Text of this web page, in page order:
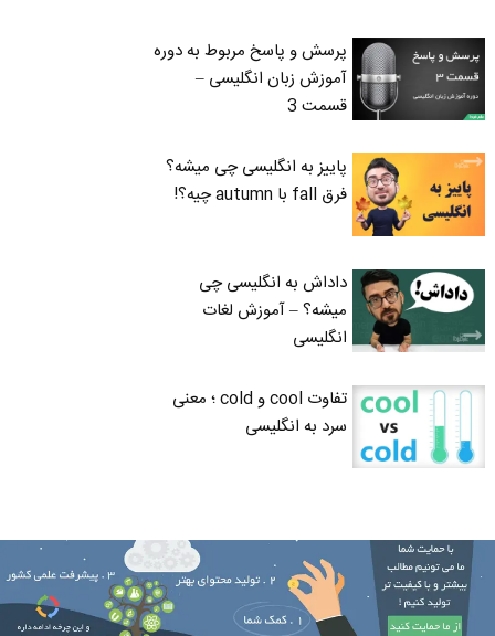
پرسش و پاسخ مربوط به دوره
آموزش زبان انگلیسی –
قسمت 3
پاییز به انگلیسی چی میشه؟
فرق fall با autumn چیه؟!
داداش به انگلیسی چی
میشه؟ – آموزش لغات
انگلیسی
تفاوت cool و cold ؛ معنی
سرد به انگلیسی